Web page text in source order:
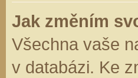
Jak změním
Všechna vaše
v databázi. Ke